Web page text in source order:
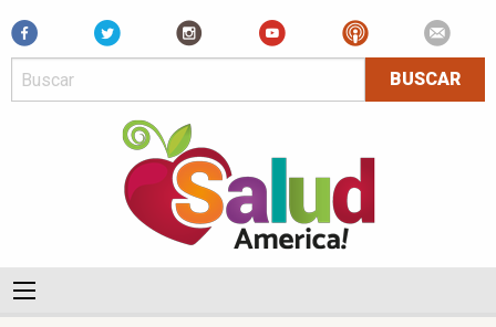
Facebook